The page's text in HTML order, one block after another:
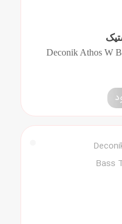
Deconik Athos W